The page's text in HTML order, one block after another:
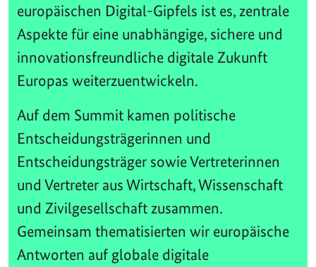
europäischen Digital-Gipfels ist es, zentrale
Aspekte für eine unabhängige, sichere und
innovationsfreundliche digitale Zukunft
Europas weiterzuentwickeln.
Auf dem Summit kamen politische
Entscheidungsträgerinnen und
Entscheidungsträger sowie Vertreterinnen
und Vertreter aus Wirtschaft, Wissenschaft
und Zivilgesellschaft zusammen.
Gemeinsam thematisierten wir europäische
Antworten auf globale digitale